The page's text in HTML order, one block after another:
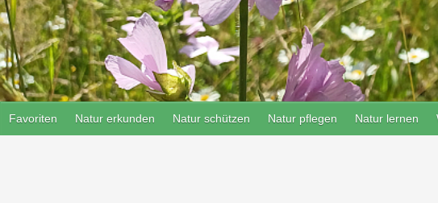
Favoriten Natur erkunden Natur schützen Natur pflegen Natur lernen